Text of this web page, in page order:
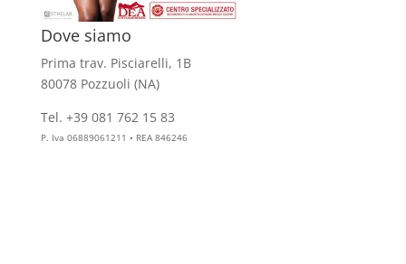
Dove siamo
Prima trav. Pisciarelli, 1B
80078 Pozzuoli (NA)
Tel. +39 081 762 15 83
P. Iva 06889061211 • REA 846246